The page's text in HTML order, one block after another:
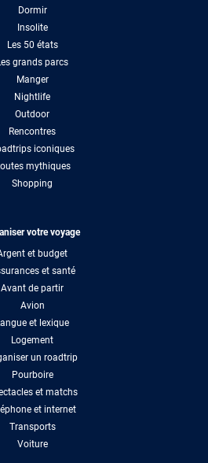
Dormir
Insolite
Les 50 états
grands parcs
Manger
Nightlife
Outdoor
Rencontres
iconiques
mythiques
Shopping
votre voyage
et budget
et santé
Avant de partir
Avion
et lexique
Logement
un roadtrip
Pourboire
et matchs
et internet
Transports
Voiture